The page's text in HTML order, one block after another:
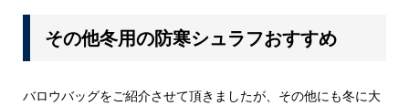
その他冬用の防寒シュラフおすすめ
バロウバッグをご紹介させて頂きましたが、その他にも冬に大